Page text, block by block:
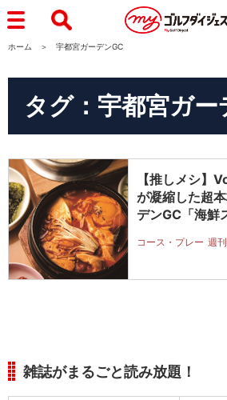
ホーム 宇都宮ガーデンGC
タグ：宇都宮ガー
【推しメシ】
が凝縮した超
デンGC「海鮮
コース・プレー 週
雑誌がまるごと読み放題！